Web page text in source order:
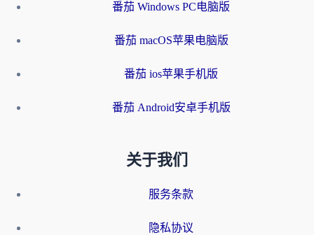
番茄 Windows PC电脑版
番茄 macOS苹果电脑版
番茄 ios苹果手机版
番茄 Android安卓手机版
关于我们
服务条款
隐私协议